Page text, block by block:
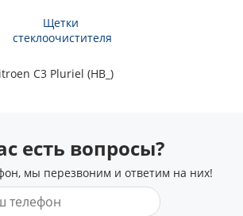
Щетки
стеклоочистителя
C3 Pluriel (HB_)
есть вопросы?
мы перезвоним и ответим на них!